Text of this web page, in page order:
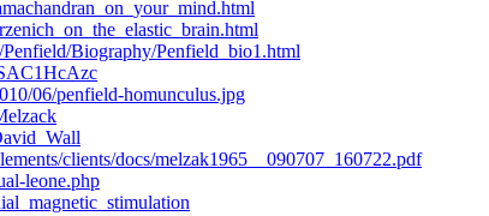
Biography/Penfield_bio1.html
06/penfield-homunculus.jpg
clients/docs/melzak1965__090707_160722.pdf
leone.php